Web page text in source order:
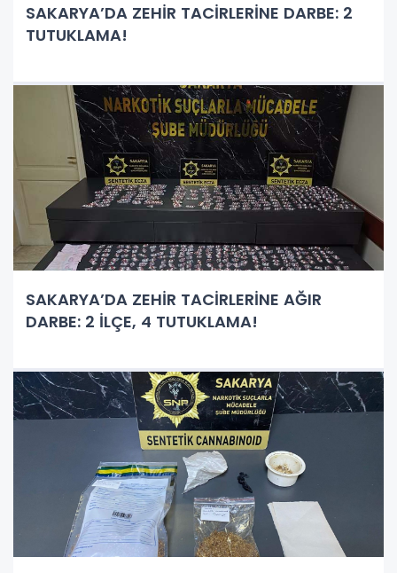
SAKARYA’DA ZEHİR TACİRLERİNE DARBE: 2
TUTUKLAMA!
SAKARYA’DA ZEHİR TACİRLERİNE AĞIR
DARBE: 2 İLÇE, 4 TUTUKLAMA!